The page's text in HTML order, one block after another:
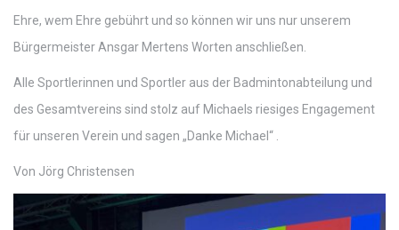
Ehre, wem Ehre gebührt und so können wir uns nur unserem
Bürgermeister Ansgar Mertens Worten anschließen.
Alle Sportlerinnen und Sportler aus der Badmintonabteilung und
des Gesamtvereins sind stolz auf Michaels riesiges Engagement
für unseren Verein und sagen „Danke Michael“ .
Von Jörg Christensen